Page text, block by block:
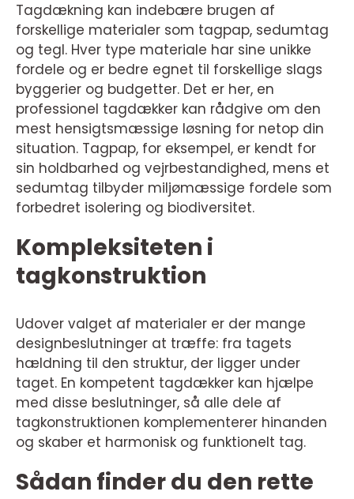
Tagdækning kan indebære brugen af
forskellige materialer som tagpap, sedumtag
og tegl. Hver type materiale har sine unikke
fordele og er bedre egnet til forskellige slags
byggerier og budgetter. Det er her, en
professionel tagdækker kan rådgive om den
mest hensigtsmæssige løsning for netop din
situation. Tagpap, for eksempel, er kendt for
sin holdbarhed og vejrbestandighed, mens et
sedumtag tilbyder miljømæssige fordele som
forbedret isolering og biodiversitet.
Kompleksiteten i
tagkonstruktion
Udover valget af materialer er der mange
designbeslutninger at træffe: fra tagets
hældning til den struktur, der ligger under
taget. En kompetent tagdækker kan hjælpe
med disse beslutninger, så alle dele af
tagkonstruktionen komplementerer hinanden
og skaber et harmonisk og funktionelt tag.
Sådan finder du den rette